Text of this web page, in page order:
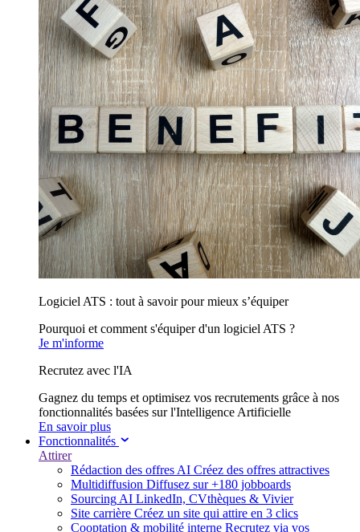
Logiciel ATS : tout à savoir pour mieux s’équiper
Pourquoi et comment s'équiper d'un logiciel ATS ?
Je m'informe
Recrutez avec l'IA
Gagnez du temps et optimisez vos recrutements grâce à nos
fonctionnalités basées sur l'Intelligence Artificielle
En savoir plus
Fonctionnalités
Attirer
Rédaction des offres AI Créez des offres attractives
Multidiffusion Diffusez sur +180 jobboards
Sourcing AI LinkedIn, CVthèques & Vivier
Site carrière Créez un site qui attire en 3 clics
Cooptation & mobilité interne Recrutez via vos